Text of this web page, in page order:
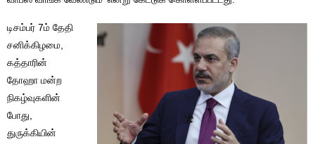
டிசம்பர் 7ம் தேதி
சனிக்கிழமை,
கத்தாரின்
தோஹா மன்ற
நிகழ்வுகளின்
போது,
துருக்கியின்